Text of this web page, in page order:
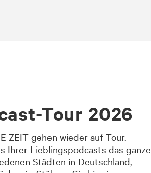
Tour 2026
ZEIT gehen wieder auf Tour.
Ihrer Lieblingspodcasts das ganze
Städten in Deutschland,